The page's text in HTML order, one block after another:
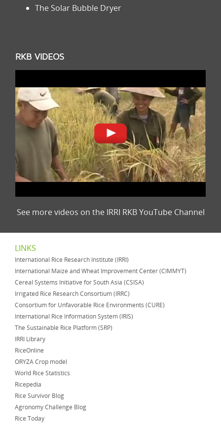
The Solar Bubble Dryer
RKB VIDEOS
See more videos on the IRRI RKB YouTube Channel
LINKS
International Rice Research Institute (IRRI)
International Maize and Wheat Improvement Center (CIMMYT)
Cereal Systems Initiative for South Asia (CSISA)
Irrigated Rice Research Consortium (IRRC)
Consortium for Unfavorable Rice Environments (CURE)
International Rice Information System (IRIS)
The Sustainable Rice Platform (SRP)
IRRI Library
RiceOnline
ORYZA Crop model
World Rice Statistics
Ricepedia
Rice Survivor Blog
Agronomy Challenge Blog
Rice Today